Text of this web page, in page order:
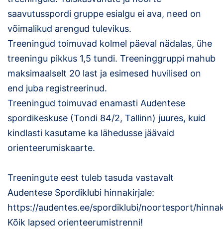
Ajalugu
Koolitused
saavutusspordi gruppe esialgu ei ava, need on
võimalikud arengud tulevikus.
Treeningud toimuvad kolmel päeval nädalas, ühe
treeningu pikkus 1,5 tundi. Treeninggruppi mahub
maksimaalselt 20 last ja esimesed huvilised on
end juba registreerinud.
Treeningud toimuvad enamasti Audentese
spordikeskuse (Tondi 84/2, Tallinn) juures, kuid
kindlasti kasutame ka lähedusse jäävaid
orienteerumiskaarte.
Treeningute eest tuleb tasuda vastavalt
Audentese Spordiklubi hinnakirjale:
https://audentes.ee/spordiklubi/noortesport/
Kõik lapsed orienteerumistrenni!